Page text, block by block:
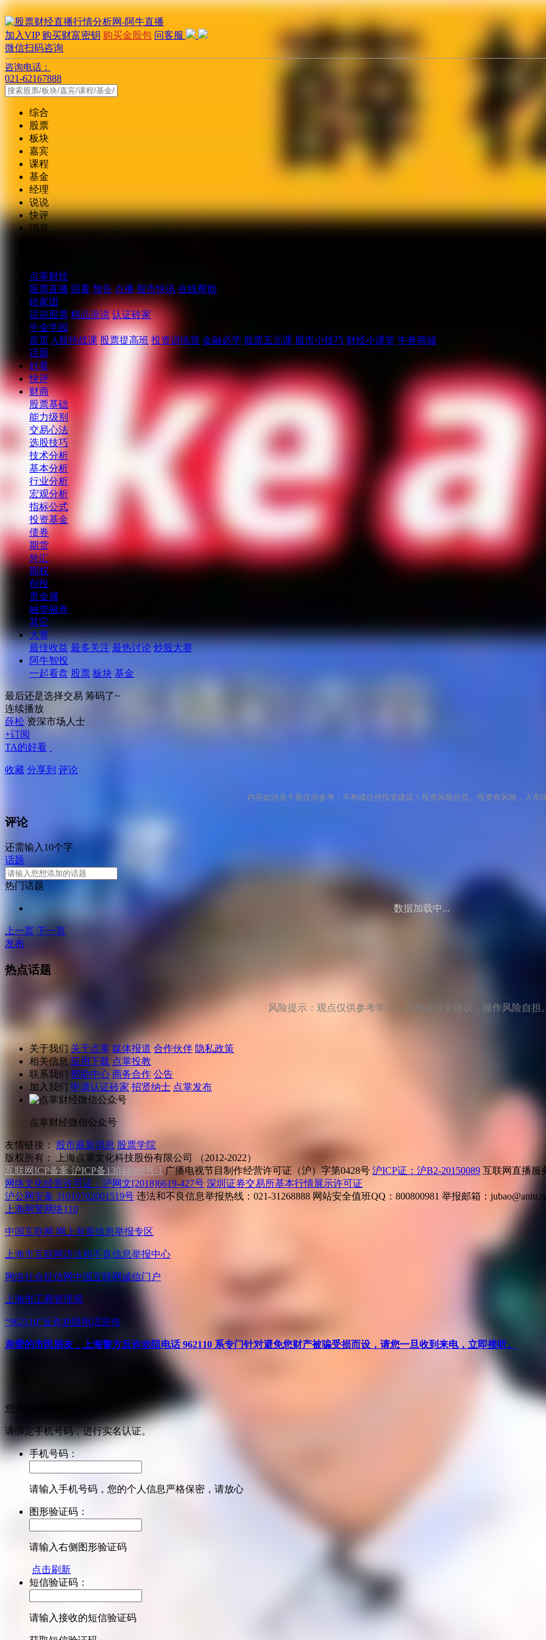
加入VIP 购买财富密钥 购买金股包 问客服
微信扫码咨询
咨询电话：
021-62167888
综合
股票
板块
嘉宾
课程
基金
经理
说说
快评
消息
点掌财经
股票直播 回看 预告 点播 股市快讯 在线帮助
砖家团
说说股票 精品说说 认证砖家
牛金学园
首页 A股特战课 股票提高班 投资训练营 金融必学 股票五元课 股市小技巧 财经小课堂 牛券商城
话题
好看
快评
财商
股票基础
能力级别
交易心法
选股技巧
技术分析
基本分析
行业分析
宏观分析
指标公式
投资基金
债券
期货
外汇
期权
创投
贵金属
融资融券
其它
大赛
最佳收益 最多关注 最热讨论 炒股大赛
阿牛智投
一起看盘 股票 板块 基金
最后还是选择交易 筹码了~
连续播放
薛松 资深市场人士
+订阅
TA的好看
收藏 分享到 评论
内容如涉及个股仅供参考，不构成任何投资建议！投资风险自负。投资有风险，入市
评论
还需输入10个字
话题
热门话题
数据加载中...
上一页 下一页
发布
热点话题
风险提示：观点仅供参考学习，不构成投资建议，操作风险自担
关于我们 关于点掌 媒体报道 合作伙伴 隐私政策
相关信息 应用下载 点掌投教
联系我们 帮助中心 商务合作 公告
加入我们 申请认证砖家 招贤纳士 点掌发布
点掌财经微信公众号
友情链接： 股市最新消息 股票学院
版权所有：
上海点掌文化科技股份有限公司 （2012-2022）
互联网ICP备案 沪ICP备13044908号-1 广播电视节目制作经营许可证（沪）字第0428号 沪ICP证：沪B2-20150089 互联网直播服
网络文化经营许可证：沪网文[2018]6619-427号 深圳证券交易所基本行情展示许可证
沪公网安备 31010702001519号 违法和不良信息举报热线：021-31268888 网站安全值班QQ：800800981 举报邮箱：
上海网警网络110
中国互联网 网上有害信息举报专区
上海市互联网违法和不良信息举报中心
网络社会征信网中国互联网诚信门户
上海市工商管理局
“962110”反诈劝阻电话宣传
亲爱的市民朋友，上海警方反诈劝阻电话 962110 系专门针对避免您财产被骗受损而设，请您一旦收到来电，立即接听。
您还未绑定手机号
请绑定手机号码，进行实名认证。
手机号码：
请输入手机号码，您的个人信息严格保密，请放心
图形验证码：
请输入右侧图形验证码
点击刷新
短信验证码：
请输入接收的短信验证码